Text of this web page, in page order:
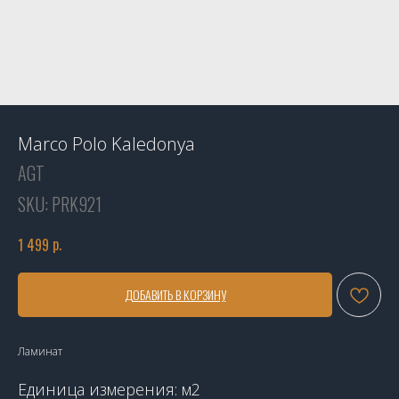
Marco Polo Kaledonya
AGT
SKU: PRK921
1 499 р.
ДОБАВИТЬ В КОРЗИНУ
Ламинат
Единица измерения: м2